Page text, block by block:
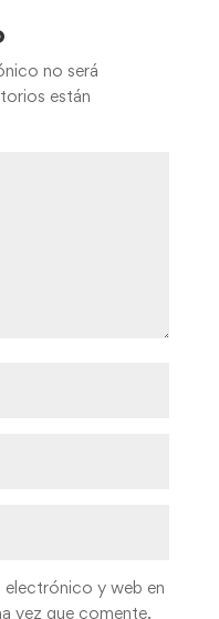
no será
están
electrónico y web en
vez que comente.